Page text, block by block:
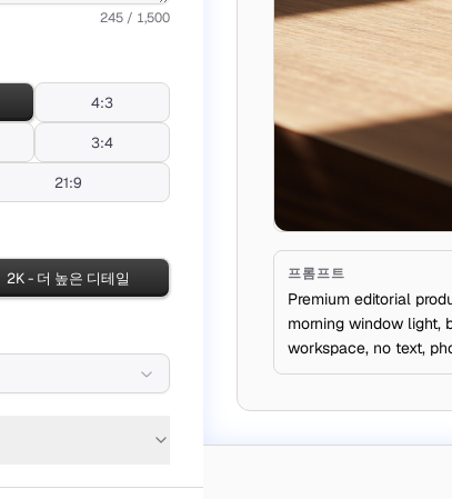
245 / 1,500
4:3
3:4
21:9
2K - 더 높은 디테일 프롬프트
Premium editorial
morning window light,
workspace, no text,